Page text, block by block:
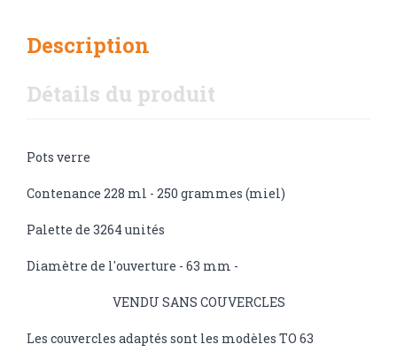
Description
Détails du produit
Pots verre
Contenance 228 ml - 250 grammes (miel)
Palette de 3264 unités
Diamètre de l'ouverture - 63 mm -
VENDU SANS COUVERCLES
Les couvercles adaptés sont les modèles TO 63